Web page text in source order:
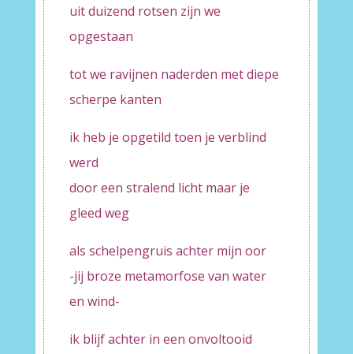
uit duizend rotsen zijn we
opgestaan
tot we ravijnen naderden met diepe
scherpe kanten
ik heb je opgetild toen je verblind
werd
door een stralend licht maar je
gleed weg
als schelpengruis achter mijn oor
-jij broze metamorfose van water
en wind-
ik blijf achter in een onvoltooid